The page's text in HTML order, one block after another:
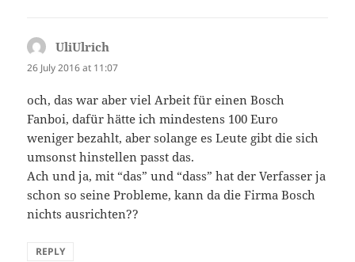
UliUlrich
26 July 2016 at 11:07
och, das war aber viel Arbeit für einen Bosch
Fanboi, dafür hätte ich mindestens 100 Euro
weniger bezahlt, aber solange es Leute gibt die sich
umsonst hinstellen passt das.
Ach und ja, mit “das” und “dass” hat der Verfasser ja
schon so seine Probleme, kann da die Firma Bosch
nichts ausrichten??
REPLY